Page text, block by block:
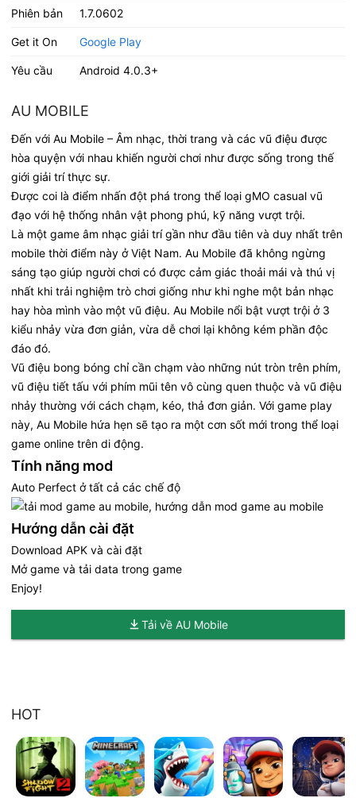
Phiên bản 1.7.0602
Get it On Google Play
Yêu cầu Android 4.0.3+
AU MOBILE
Đến với Au Mobile – Âm nhạc, thời trang và các vũ điệu được
hòa quyện với nhau khiến người chơi như được sống trong thế
giới giải trí thực sự.
Được coi là điểm nhấn đột phá trong thể loại gMO casual vũ
đạo với hệ thống nhân vật phong phú, kỹ năng vượt trội.
Là một game âm nhạc giải trí gần như đầu tiên và duy nhất trên
mobile thời điểm này ở Việt Nam. Au Mobile đã không ngừng
sáng tạo giúp người chơi có được cảm giác thoải mái và thú vị
nhất khi trải nghiệm trò chơi giống như khi nghe một bản nhạc
hay hòa mình vào một vũ điệu. Au Mobile nổi bật vượt trội ở 3
kiểu nhảy vừa đơn giản, vừa dễ chơi lại không kém phần độc
đáo đó.
Vũ điệu bong bóng chỉ cần chạm vào những nút tròn trên phím,
vũ điệu tiết tấu với phím mũi tên vô cùng quen thuộc và vũ điệu
nhảy thường với cách chạm, kéo, thả đơn giản. Với game play
này, Au Mobile hứa hẹn sẽ tạo ra một cơn sốt mới trong thể loại
game online trên di động.
Tính năng mod
Auto Perfect ở tất cả các chế độ
Hướng dẫn cài đặt
Download APK và cài đặt
Mở game và tải data trong game
Enjoy!
Tải về AU Mobile
HOT